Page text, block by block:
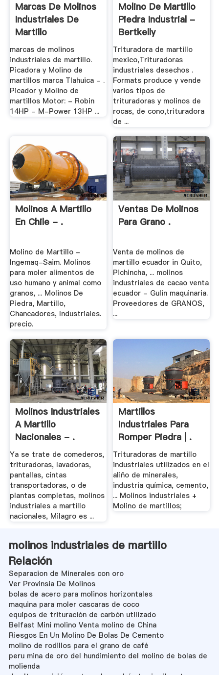
Marcas De Molinos
Industriales De
Martillo
marcas de molinos
industriales de martillo.
Picadora y Molino de
martillos marca Tlahuica - .
Picador y Molino de
martillos Motor: - Robin
14HP - M-Power 13HP ...
Molino De Martillo
Piedra Industrial -
Bertkelly
Trituradora de martillo
mexico,Trituradoras
industriales desechos .
Formats produce y vende
varios tipos de
trituradoras y molinos de
rocas, de cono,trituradora
de ...
Molinos A Martillo
En Chile - .
Molino de Martillo -
Ingemaq-Saim. Molinos
para moler alimentos de
uso humano y animal como
granos, ... Molinos De
Piedra, Martillo,
Chancadores, Industriales.
precio.
Ventas De Molinos
Para Grano .
Venta de molinos de
martillo ecuador in Quito,
Pichincha, ... molinos
industriales de cacao venta
ecuador - Gulin maquinaria.
Proveedores de GRANOS,
...
Molinos Industriales
A Martillo
Nacionales - .
Ya se trate de comederos,
trituradoras, lavadoras,
pantallas, cintas
transportadoras, o de
plantas completas, molinos
industriales a martillo
nacionales, Milagro es ...
Martillos
Industriales Para
Romper Piedra | .
Trituradoras de martillo
industriales utilizados en el
aliño de minerales,
industria química, cemento,
... Molinos industriales +
Molino de martillos;
molinos industriales de martillo
Relación
Separacion de Minerales con oro
Ver Provinsia De Molinos
bolas de acero para molinos horizontales
maquina para moler cascaras de coco
equipos de trituración de carbón utilizado
Belfast Mini molino Venta molino de China
Riesgos En Un Molino De Bolas De Cemento
molino de rodillos para el grano de café
peru mina de oro del hundimiento del molino de bolas de
molienda